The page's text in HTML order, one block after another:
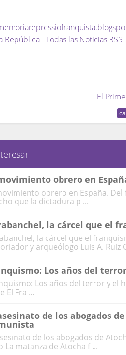
República - Todas las Noticias RSS
El
obrero en
obrero en España.
que la dictadura p ...
la cárcel que el
la cárcel que el
y arqueólogo Luis A. Ruiz
Los años del
Los años del terror y el
El Fra ...
de los abogados
de los abogados de
La matanza de Atocha f ...